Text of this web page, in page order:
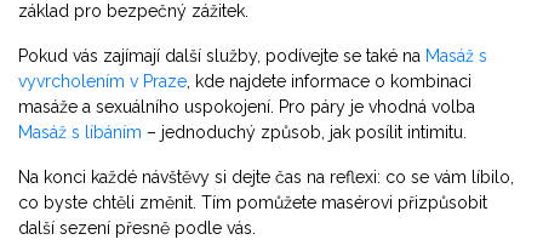
základ pro bezpečný zážitek.
Pokud vás zajímají další služby, podívejte se také na Masáž s
vyvrcholením v Praze , kde najdete informace o kombinaci
masáže a sexuálního uspokojení. Pro páry je vhodná volba
Masáž s líbáním – jednoduchý způsob, jak posílit intimitu.
Na konci každé návštěvy si dejte čas na reflexi: co se vám líbilo,
co byste chtěli změnit. Tím pomůžete masérovi přizpůsobit
další sezení přesně podle vás.